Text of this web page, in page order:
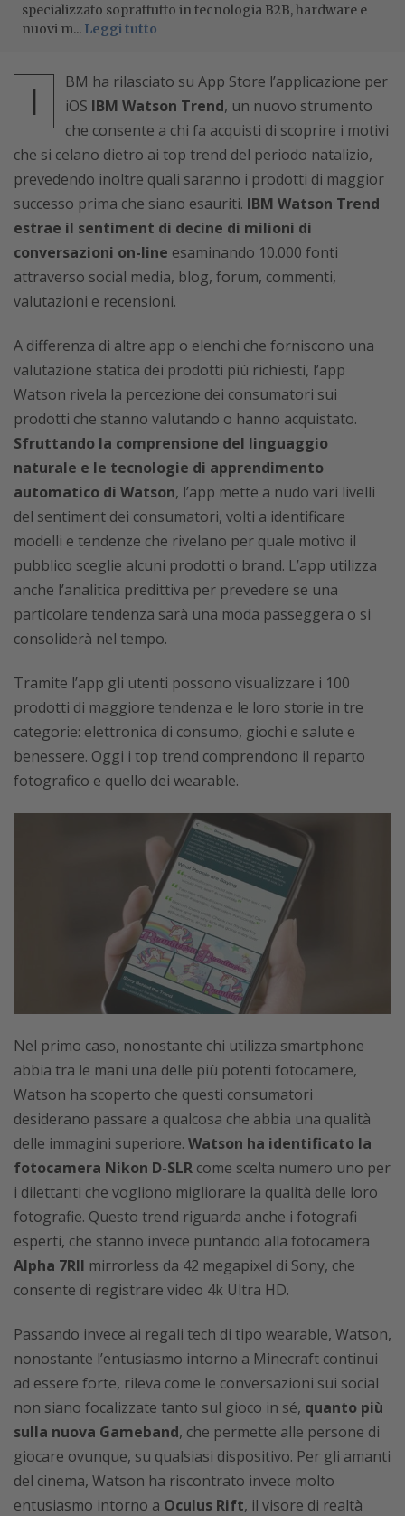
specializzato soprattutto in tecnologia B2B, hardware e
nuovi m... Leggi tutto
I
BM ha rilasciato su App Store l’applicazione per
iOS IBM Watson Trend, un nuovo strumento
che consente a chi fa acquisti di scoprire i motivi
che si celano dietro ai top trend del periodo natalizio,
prevedendo inoltre quali saranno i prodotti di maggior
successo prima che siano esauriti. IBM Watson Trend
estrae il sentiment di decine di milioni di
conversazioni on-line esaminando 10.000 fonti
attraverso social media, blog, forum, commenti,
valutazioni e recensioni.
A differenza di altre app o elenchi che forniscono una
valutazione statica dei prodotti più richiesti, l’app
Watson rivela la percezione dei consumatori sui
prodotti che stanno valutando o hanno acquistato.
Sfruttando la comprensione del linguaggio
naturale e le tecnologie di apprendimento
automatico di Watson, l’app mette a nudo vari livelli
del sentiment dei consumatori, volti a identificare
modelli e tendenze che rivelano per quale motivo il
pubblico sceglie alcuni prodotti o brand. L’app utilizza
anche l’analitica predittiva per prevedere se una
particolare tendenza sarà una moda passeggera o si
consoliderà nel tempo.
Tramite l’app gli utenti possono visualizzare i 100
prodotti di maggiore tendenza e le loro storie in tre
categorie: elettronica di consumo, giochi e salute e
benessere. Oggi i top trend comprendono il reparto
fotografico e quello dei wearable.
Nel primo caso, nonostante chi utilizza smartphone
abbia tra le mani una delle più potenti fotocamere,
Watson ha scoperto che questi consumatori
desiderano passare a qualcosa che abbia una qualità
delle immagini superiore. Watson ha identificato la
fotocamera Nikon D-SLR come scelta numero uno per
i dilettanti che vogliono migliorare la qualità delle loro
fotografie. Questo trend riguarda anche i fotografi
esperti, che stanno invece puntando alla fotocamera
Alpha 7RII mirrorless da 42 megapixel di Sony, che
consente di registrare video 4k Ultra HD.
Passando invece ai regali tech di tipo wearable, Watson,
nonostante l’entusiasmo intorno a Minecraft continui
ad essere forte, rileva come le conversazioni sui social
non siano focalizzate tanto sul gioco in sé, quanto più
sulla nuova Gameband, che permette alle persone di
giocare ovunque, su qualsiasi dispositivo. Per gli amanti
del cinema, Watson ha riscontrato invece molto
entusiasmo intorno a Oculus Rift, il visore di realtà